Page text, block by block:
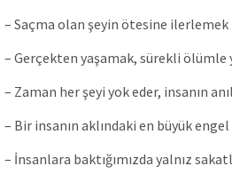
– Saçma olan şeyin ötesine ilerlemek
– Gerçekten yaşamak, sürekli ölümle
– Zaman her şeyi yok eder, insanın
– Bir insanın aklındaki en büyük
– İnsanlara baktığımızda yalnız